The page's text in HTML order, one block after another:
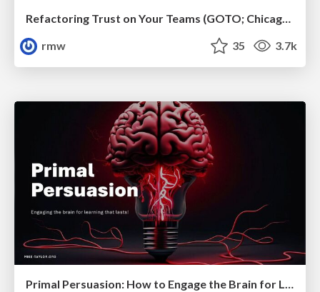
Refactoring Trust on Your Teams (GOTO; Chicago 2020)
rmw
35 3.7k
Primal Persuasion: How to Engage the Brain for Learning That Lasts